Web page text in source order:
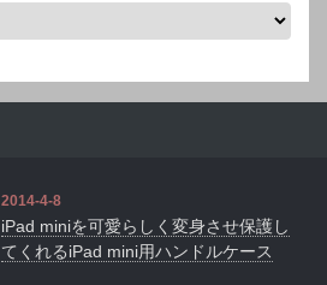
2014-4-8
iPad miniを可愛らしく変身させ保護し
てくれるiPad mini用ハンドルケース